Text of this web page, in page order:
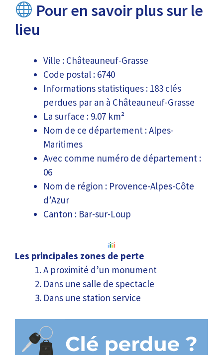
Pour en savoir plus sur le
lieu
Ville : Châteauneuf-Grasse
Code postal : 6740
Informations statistiques : 183 clés
perdues par an à Châteauneuf-Grasse
La surface : 9.07 km²
Nom de ce département : Alpes-
Maritimes
Avec comme numéro de département :
06
Nom de région : Provence-Alpes-Côte
d’Azur
Canton : Bar-sur-Loup
Les principales zones de perte
A proximité d’un monument
Dans une salle de spectacle
Dans une station service